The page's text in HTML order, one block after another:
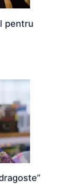
pentru